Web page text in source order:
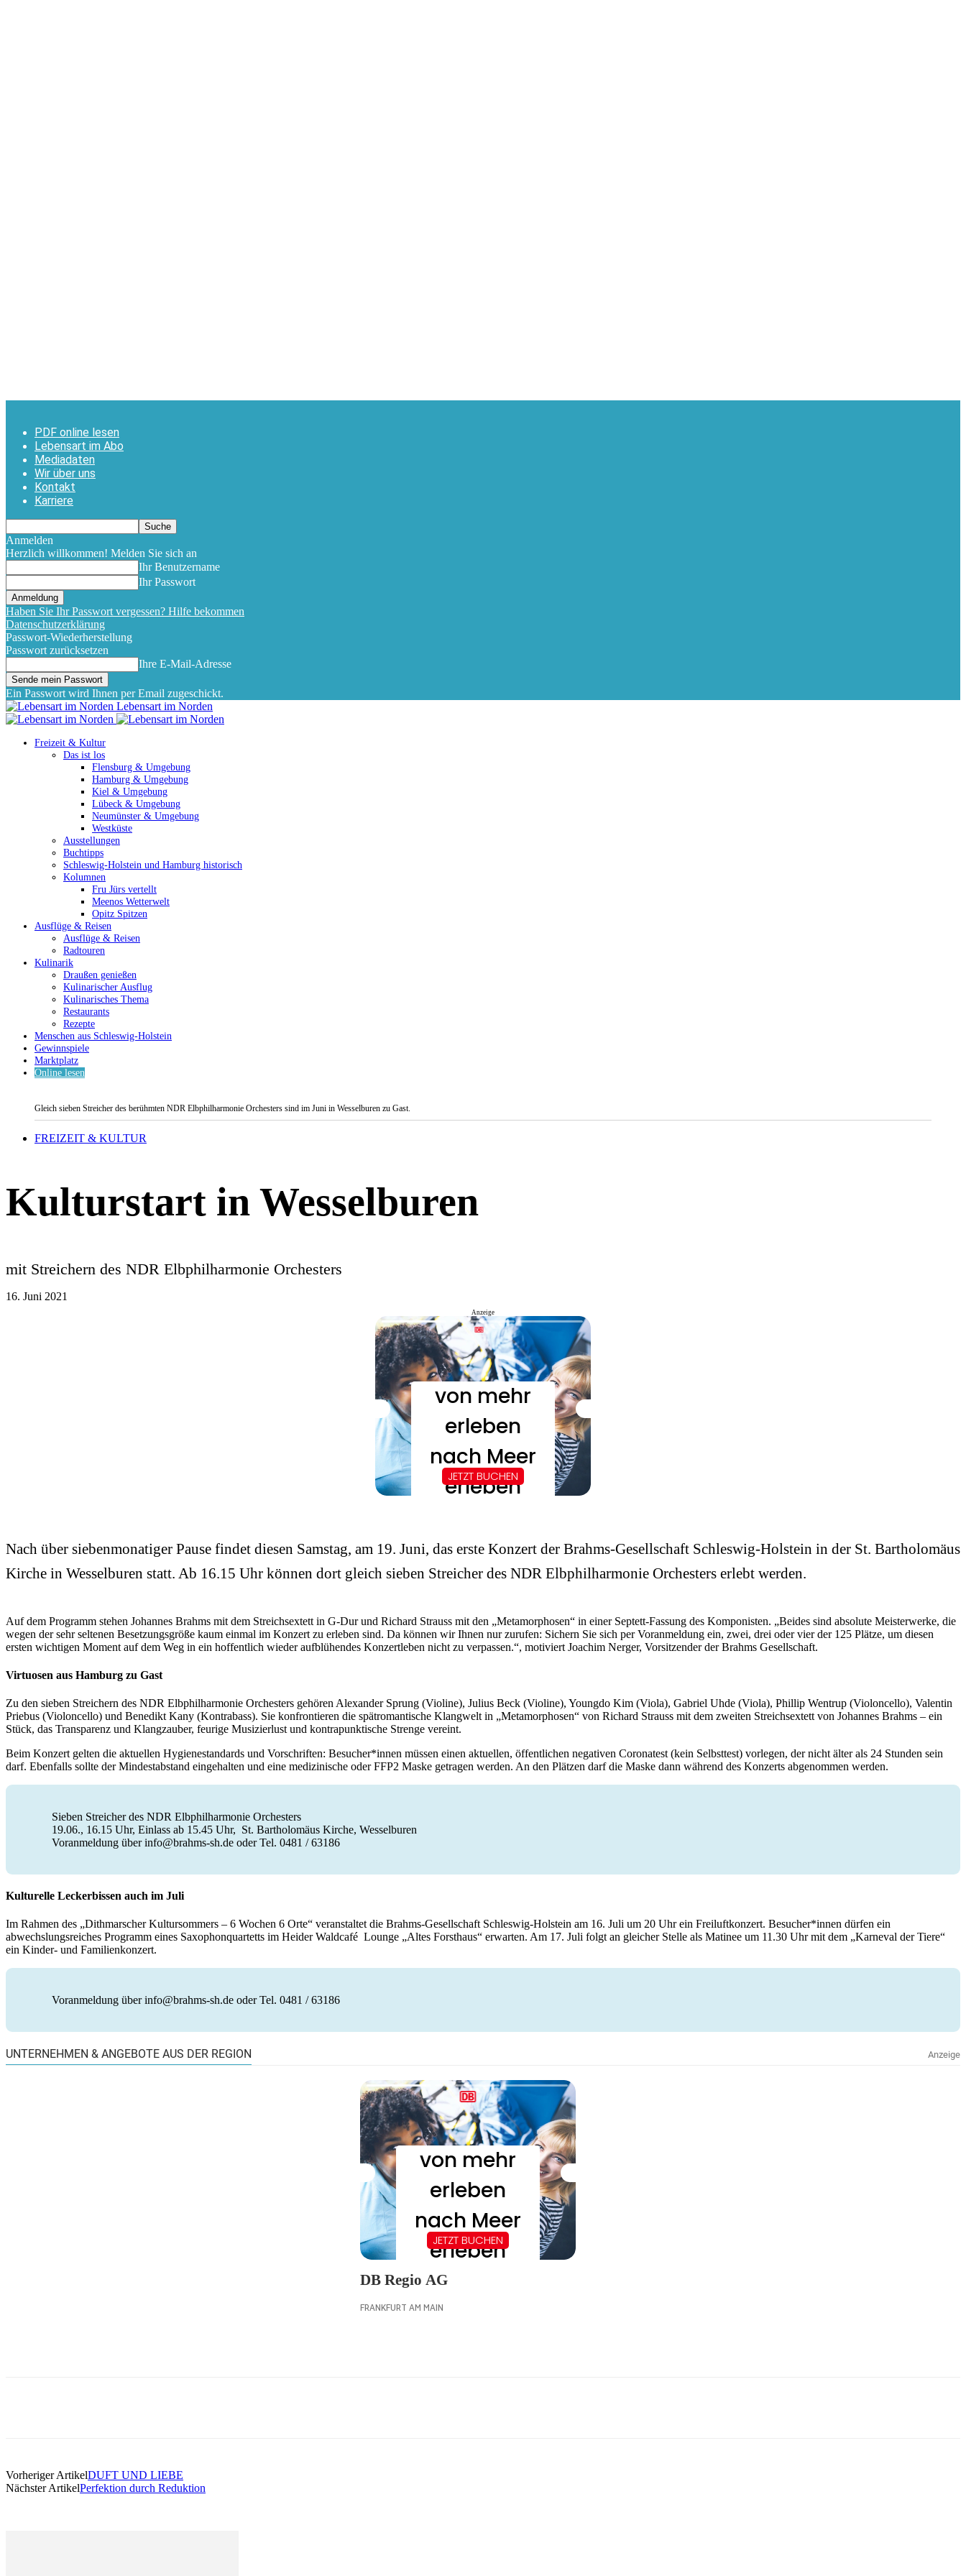
PDF online lesen
Lebensart im Abo
Mediadaten
Wir über uns
Kontakt
Karriere
Anmelden
Herzlich willkommen! Melden Sie sich an
Ihr Benutzername
Ihr Passwort
Haben Sie Ihr Passwort vergessen? Hilfe bekommen
Datenschutzerklärung
Passwort-Wiederherstellung
Passwort zurücksetzen
Ihre E-Mail-Adresse
Ein Passwort wird Ihnen per Email zugeschickt.
Lebensart im Norden
Freizeit & Kultur
Das ist los
Flensburg & Umgebung
Hamburg & Umgebung
Kiel & Umgebung
Lübeck & Umgebung
Neumünster & Umgebung
Westküste
Ausstellungen
Buchtipps
Schleswig-Holstein und Hamburg historisch
Kolumnen
Fru Jürs vertellt
Meenos Wetterwelt
Opitz Spitzen
Ausflüge & Reisen
Ausflüge & Reisen
Radtouren
Kulinarik
Draußen genießen
Kulinarischer Ausflug
Kulinarisches Thema
Restaurants
Rezepte
Menschen aus Schleswig-Holstein
Gewinnspiele
Marktplatz
Online lesen
Gleich sieben Streicher des berühmten NDR Elbphilharmonie Orchesters sind im Juni in Wesselburen zu Gast.
FREIZEIT & KULTUR
Kulturstart in Wesselburen
mit Streichern des NDR Elbphilharmonie Orchesters
16. Juni 2021
Anzeige
Nach über siebenmonatiger Pause findet diesen Samstag, am 19. Juni, das erste Konzert der Brahms-Gesellschaft Schleswig-Holstein in der St. Bartholomäus
Kirche in Wesselburen statt. Ab 16.15 Uhr können dort gleich sieben Streicher des NDR Elbphilharmonie Orchesters erlebt werden.
Auf dem Programm stehen Johannes Brahms mit dem Streichsextett in G-Dur und Richard Strauss mit den „Metamorphosen“ in einer Septett-Fassung des Komponisten. „Beides sind absolute Meisterwerke, die
wegen der sehr seltenen Besetzungsgröße kaum einmal im Konzert zu erleben sind. Da können wir Ihnen nur zurufen: Sichern Sie sich per Voranmeldung ein, zwei, drei oder vier der 125 Plätze, um diesen
ersten wichtigen Moment auf dem Weg in ein hoffentlich wieder aufblühendes Konzertleben nicht zu verpassen.“, motiviert Joachim Nerger, Vorsitzender der Brahms Gesellschaft.
Virtuosen aus Hamburg zu Gast
Zu den sieben Streichern des NDR Elbphilharmonie Orchesters gehören Alexander Sprung (Violine), Julius Beck (Violine), Youngdo Kim (Viola), Gabriel Uhde (Viola), Phillip Wentrup (Violoncello), Valentin
Priebus (Violoncello) und Benedikt Kany (Kontrabass). Sie konfrontieren die spätromantische Klangwelt in „Metamorphosen“ von Richard Strauss mit dem zweiten Streichsextett von Johannes Brahms – ein
Stück, das Transparenz und Klangzauber, feurige Musizierlust und kontrapunktische Strenge vereint.
Beim Konzert gelten die aktuellen Hygienestandards und Vorschriften: Besucher*innen müssen einen aktuellen, öffentlichen negativen Coronatest (kein Selbsttest) vorlegen, der nicht älter als 24 Stunden sein
darf. Ebenfalls sollte der Mindestabstand eingehalten und eine medizinische oder FFP2 Maske getragen werden. An den Plätzen darf die Maske dann während des Konzerts abgenommen werden.
Sieben Streicher des NDR Elbphilharmonie Orchesters
19.06., 16.15 Uhr, Einlass ab 15.45 Uhr, St. Bartholomäus Kirche, Wesselburen
Voranmeldung über info@brahms-sh.de oder Tel. 0481 / 63186
Kulturelle Leckerbissen auch im Juli
Im Rahmen des „Dithmarscher Kultursommers – 6 Wochen 6 Orte“ veranstaltet die Brahms-Gesellschaft Schleswig-Holstein am 16. Juli um 20 Uhr ein Freiluftkonzert. Besucher*innen dürfen ein
abwechslungsreiches Programm eines Saxophonquartetts im Heider Waldcafé Lounge „Altes Forsthaus“ erwarten. Am 17. Juli folgt an gleicher Stelle als Matinee um 11.30 Uhr mit dem „Karneval der Tiere“
ein Kinder- und Familienkonzert.
Voranmeldung über info@brahms-sh.de oder Tel. 0481 / 63186
Vorheriger ArtikelDUFT UND LIEBE
Nächster ArtikelPerfektion durch Reduktion